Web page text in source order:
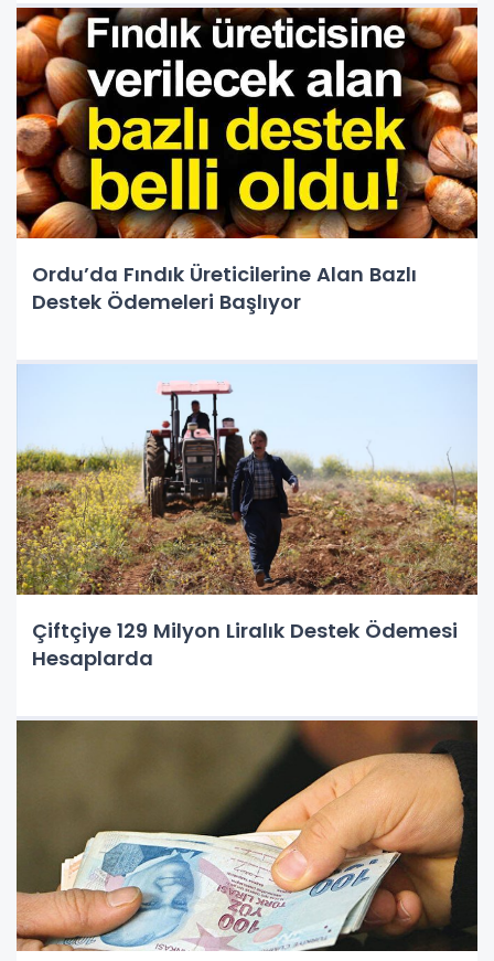
Ordu’da Fındık Üreticilerine Alan Bazlı
Destek Ödemeleri Başlıyor
Çiftçiye 129 Milyon Liralık Destek Ödemesi
Hesaplarda